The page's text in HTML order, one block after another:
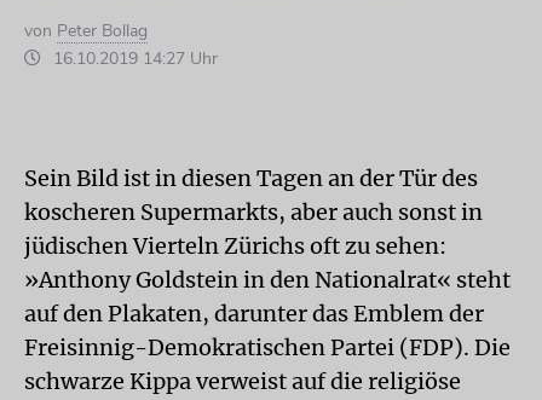
von Peter Bollag
16.10.2019 14:27 Uhr
Sein Bild ist in diesen Tagen an der Tür des
koscheren Supermarkts, aber auch sonst in
jüdischen Vierteln Zürichs oft zu sehen:
»Anthony Goldstein in den Nationalrat« steht
auf den Plakaten, darunter das Emblem der
Freisinnig-Demokratischen Partei (FDP). Die
schwarze Kippa verweist auf die religiöse